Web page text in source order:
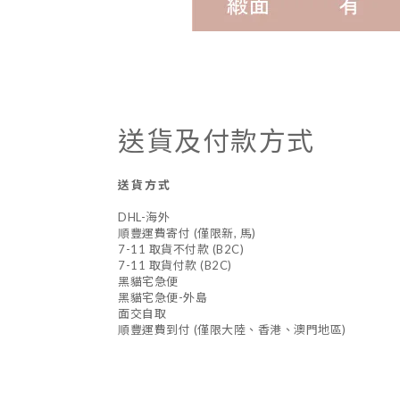
送貨及付款方式
送貨方式
DHL-海外
順豐運費寄付 (僅限新, 馬)
7-11 取貨不付款 (B2C)
7-11 取貨付款 (B2C)
黑貓宅急便
黑貓宅急便-外島
面交自取
順豐運費到付 (僅限大陸、香港、澳門地區)